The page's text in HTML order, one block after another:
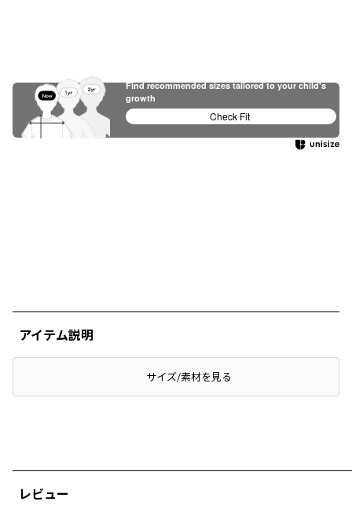
レビュー
アイテム説明
サイズ/素材を見る
Find recommended sizes tailored to your child's
growth
Check Fit